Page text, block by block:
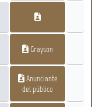
Grayson
Anunciante
del público